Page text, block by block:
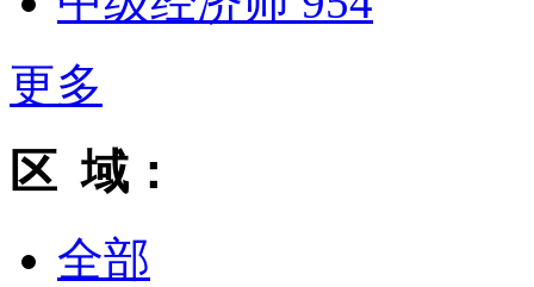
更多
区 域：
全部